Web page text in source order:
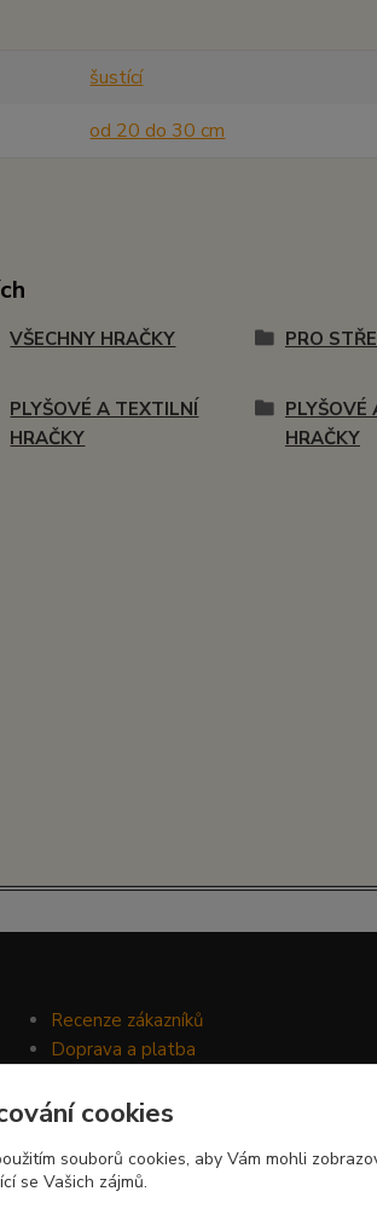
šustící
od 20 do 30 cm
VŠECHNY HRAČKY PRO
PLYŠOVÉ A TEXTILNÍ
HRAČKY
PLYŠOVÉ
HRAČKY
Recenze zákazníků
Doprava a platba
Obchodní podmínky
cookies
souborů cookies, aby Vám mohli
se Vašich zájmů.